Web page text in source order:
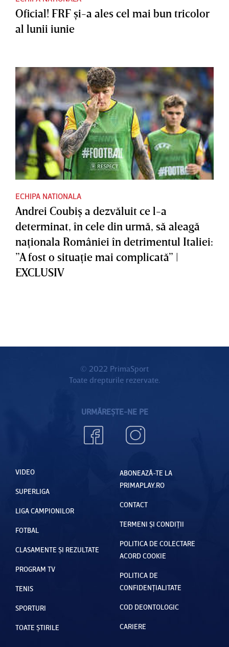
Oficial! FRF şi-a ales cel mai bun tricolor
al lunii iunie
ECHIPA NATIONALA
Andrei Coubiş a dezvăluit ce l-a
determinat, în cele din urmă, să aleagă
naţionala României în detrimentul Italiei:
”A fost o situaţie mai complicată” |
EXCLUSIV
© 2022 PrimaSport
Toate drepturile rezervate.
URMĂREȘTE-NE PE
VIDEO
SUPERLIGA
LIGA CAMPIONILOR
FOTBAL
CLASAMENTE ȘI REZULTATE
PROGRAM TV
TENIS
SPORTURI
TOATE ȘTIRILE
ABONEAZĂ-TE LA
PRIMAPLAY.RO
CONTACT
TERMENI ȘI CONDIȚII
POLITICA DE COLECTARE
ACORD COOKIE
POLITICA DE
CONFIDENȚIALITATE
COD DEONTOLOGIC
CARIERE